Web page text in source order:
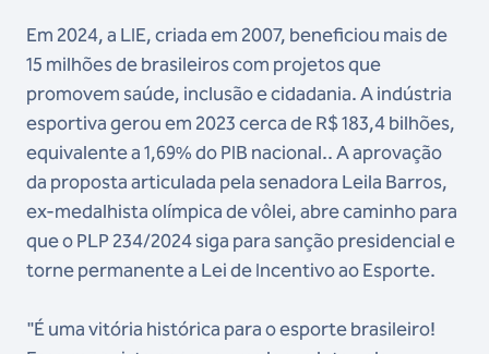
Em 2024, a LIE, criada em 2007, beneficiou mais de
15 milhões de brasileiros com projetos que
promovem saúde, inclusão e cidadania. A indústria
esportiva gerou em 2023 cerca de R$ 183,4 bilhões,
equivalente a 1,69% do PIB nacional.. A aprovação
da proposta articulada pela senadora Leila Barros,
ex-medalhista olímpica de vôlei, abre caminho para
que o PLP 234/2024 siga para sanção presidencial e
torne permanente a Lei de Incentivo ao Esporte.
"É uma vitória histórica para o esporte brasileiro!